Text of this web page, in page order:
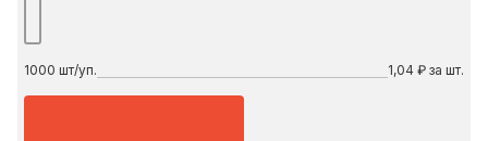
1000 шт/уп. 1,04 ₽ за шт.